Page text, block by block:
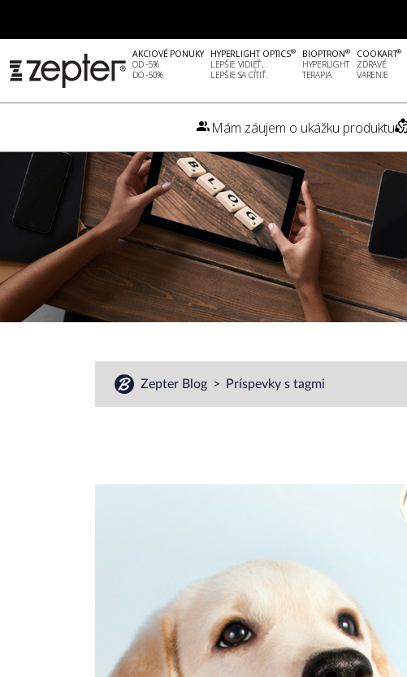
AKCIOVÉ PONUKY
OD -5%
DO -50%
HYPERLIGHT OPTICS®
LEPŠIE VIDIEŤ,
LEPŠIE SA CÍTIŤ.
BIOPTRON®
HYPERLIGHT
TERAPIA
COOKART®
ZDRAVÉ
VARENIE
Mám záujem o ukážku produktu
Zepter Blog Príspevky s tagmi